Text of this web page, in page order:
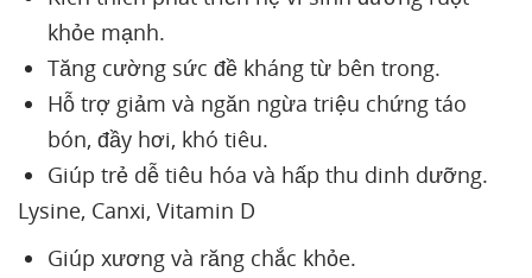
khỏe mạnh.
Tăng cường sức đề kháng từ bên trong.
Hỗ trợ giảm và ngăn ngừa triệu chứng táo
bón, đầy hơi, khó tiêu.
Giúp trẻ dễ tiêu hóa và hấp thu dinh dưỡng.
Lysine, Canxi, Vitamin D
Giúp xương và răng chắc khỏe.